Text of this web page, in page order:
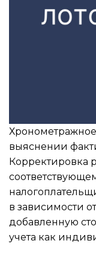
Хронометражное
выяснении
Корректировка
в зависимости
добавленную
учета как